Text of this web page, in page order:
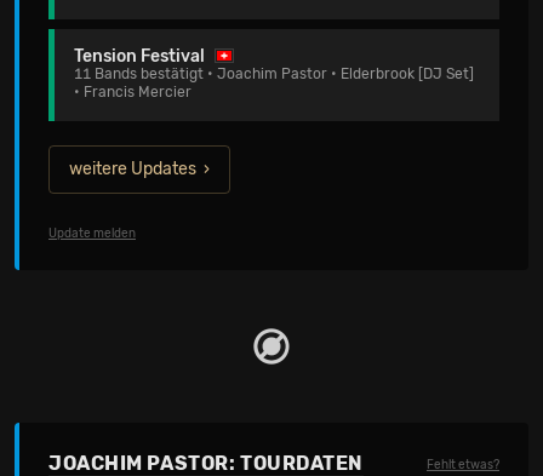
Tension Festival
11 Bands bestätigt • Joachim Pastor • Elderbrook [DJ Set]
• Francis Mercier
weitere Updates
Update melden
JOACHIM PASTOR: TOURDATEN Fehlt etwas?